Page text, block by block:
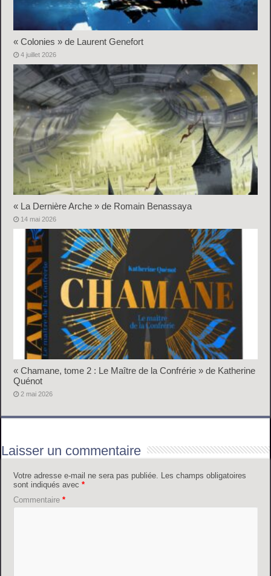
« Colonies » de Laurent Genefort
4 juillet 2026
« La Dernière Arche » de Romain Benassaya
14 mai 2026
« Chamane, tome 2 : Le Maître de la Confrérie » de Katherine
Quénot
2 mai 2026
Laisser un commentaire
Votre adresse e-mail ne sera pas publiée.
Les champs obligatoires
sont indiqués avec*
Commentaire*